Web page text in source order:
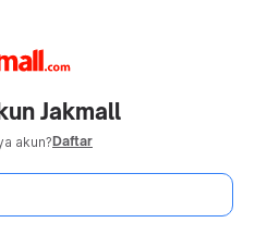
Jakmall
akun?Daftar